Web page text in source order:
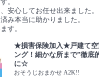
。
安心してお任せ出来ました。
み本当に助かりました。
す。
★損害保険加入★戸建て空
ング！細かな所まで”徹底
に☆
おそうじおまかせ A2K!!